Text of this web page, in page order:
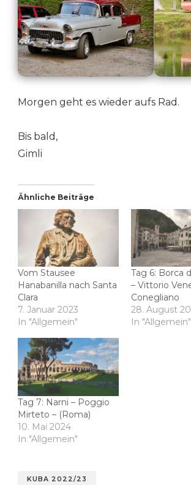
Morgen geht es wieder aufs Rad.
Bis bald,
Gimli
Ähnliche Beiträge
Vom Stausee
Hanabanilla nach Santa
Clara
7. Januar 2023
In "Allgemein"
Tag 6: Borca
– Vittorio
Conegliano
28. August
In "Allgemein"
Tag 7: Narni – Poggio
Mirteto – (Roma)
10. Mai 2024
In "Allgemein"
KUBA 2022/23